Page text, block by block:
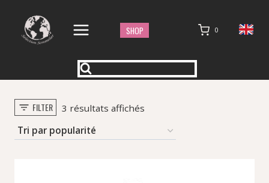
contenu
SHOP 0
FILTER 3 résultats affichésTrié
popularité